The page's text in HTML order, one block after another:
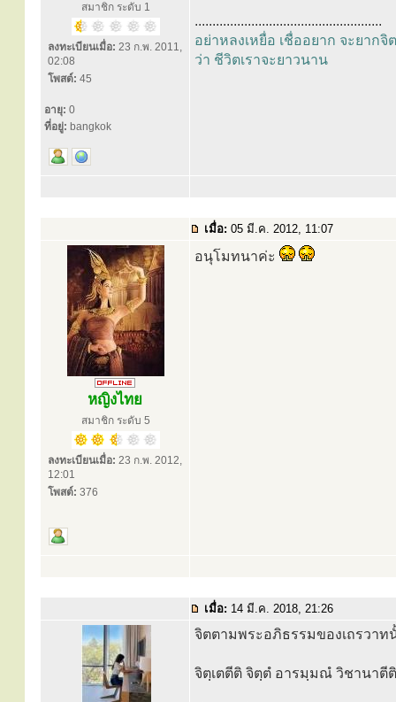
สมาชิก ระดับ 1
ลงทะเบียนเมื่อ: 23 ก.พ. 2011,
02:08
โพสต์: 45
อายุ: 0
ที่อยู่: bangkok
.....................................................
อย่าหลงเหยื่อ เชื่ออยาก จะยาก
ว่า ชีวิตเราจะยาวนาน
เมื่อ: 05 มี.ค. 2012, 11:07
หญิงไทย
สมาชิก ระดับ 5
ลงทะเบียนเมื่อ: 23 ก.พ. 2012,
12:01
โพสต์: 376
อนุโมทนาค่ะ
เมื่อ: 14 มี.ค. 2018, 21:26
จิตตามพระอภิธรรมของเถรวาท
จิตฺเตตีติ จิตฺตํ อารมฺมณํ วิชานาตี